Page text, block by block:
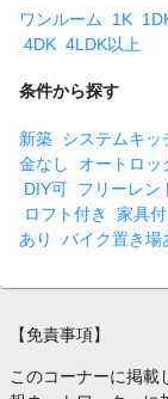
ワンルーム 1K
4DK 4LDK以上
条件から探す
新築 システムキッ
金なし
オートロッ
DIY可 フリーレン
ロフト付き
家具付
あり
バイク置き場
【免責事項】
このコーナーに掲載